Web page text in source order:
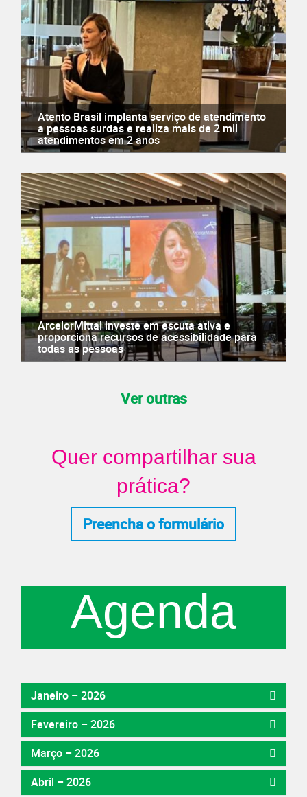
Atento Brasil implanta serviço de atendimento
a pessoas surdas e realiza mais de 2 mil
atendimentos em 2 anos
ArcelorMittal investe em escuta ativa e
proporciona recursos de acessibilidade para
todas as pessoas
Ver outras
Quer compartilhar sua
prática?
Preencha o formulário
Agenda
Janeiro – 2026
Fevereiro – 2026
Março – 2026
Abril – 2026